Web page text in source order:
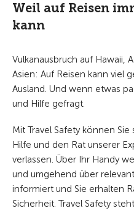
Weil auf Reisen
kann
Vulkanausbruch auf Hawaii,
Asien: Auf Reisen kann viel
Ausland. Und wenn etwas
und Hilfe gefragt.
Mit Travel Safety können
Hilfe und den Rat unserer
verlassen. Über Ihr Handy
und umgehend über
informiert und Sie erhalten
Sicherheit. Travel Safety